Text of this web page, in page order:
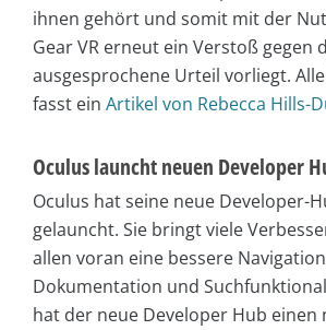
ihnen gehört und somit mit der
Gear VR erneut ein Verstoß gegen
ausgesprochene Urteil vorliegt.
fasst ein Artikel von Rebecca Hills-
Oculus launcht neuen Developer
Oculus hat seine neue Developer-
gelauncht. Sie bringt viele
allen voran eine bessere
Dokumentation und
hat der neue Developer Hub einen